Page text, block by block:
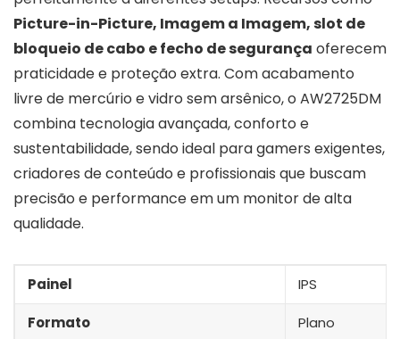
Picture-in-Picture, Imagem a Imagem, slot de
bloqueio de cabo e fecho de segurança oferecem
praticidade e proteção extra. Com acabamento
livre de mercúrio e vidro sem arsênico, o AW2725DM
combina tecnologia avançada, conforto e
sustentabilidade, sendo ideal para gamers exigentes,
criadores de conteúdo e profissionais que buscam
precisão e performance em um monitor de alta
qualidade.
Painel IPS
Formato Plano